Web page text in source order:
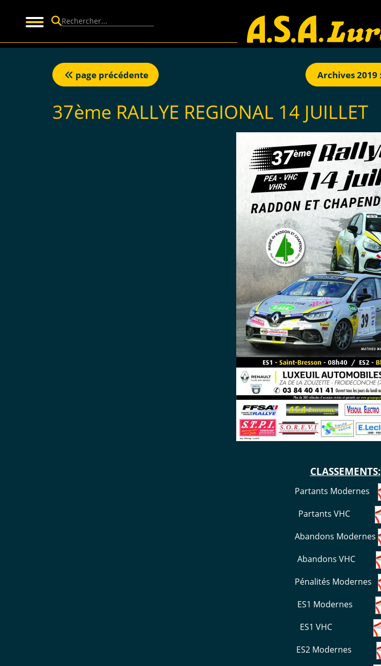
page précédente Archives 2019
37ème RALLYE REGIONAL 14 JUILLET
CLASSEMENTS:
Partants Modernes
Partants VHC
Abandons Modernes
Abandons VHC
Pénalités Modernes
ES1 Modernes
ES1 VHC
ES2 Modernes